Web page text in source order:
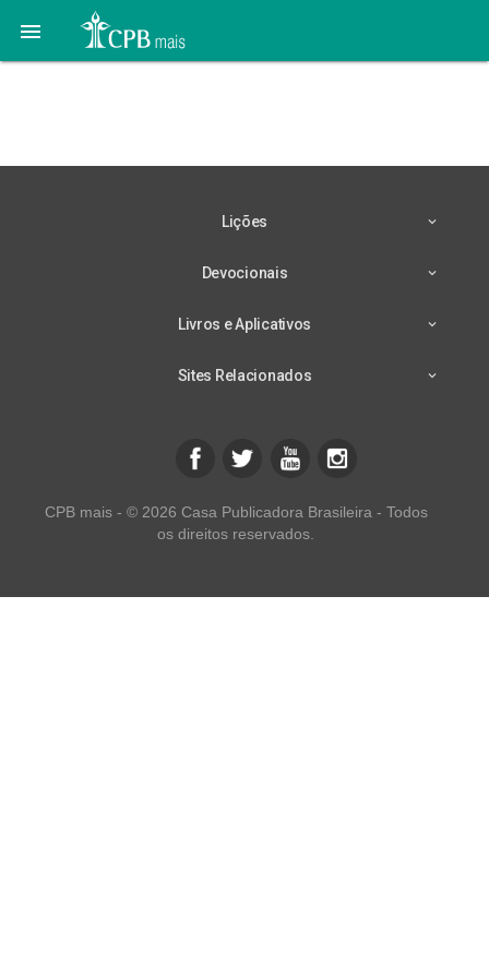

Lições
Devocionais
Livros e Aplicativos
Sites Relacionados
CPB mais - © 2026 Casa Publicadora Brasileira - Todos
os direitos reservados.